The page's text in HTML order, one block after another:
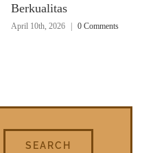
Berkualitas
April 10th, 2026 | 0 Comments
SEARCH